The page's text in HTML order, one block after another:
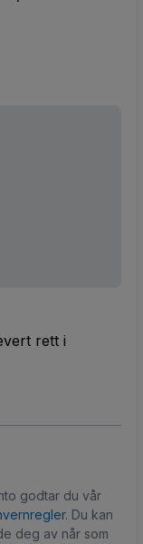
rett i
godtar du vår
. Du kan
deg av når som